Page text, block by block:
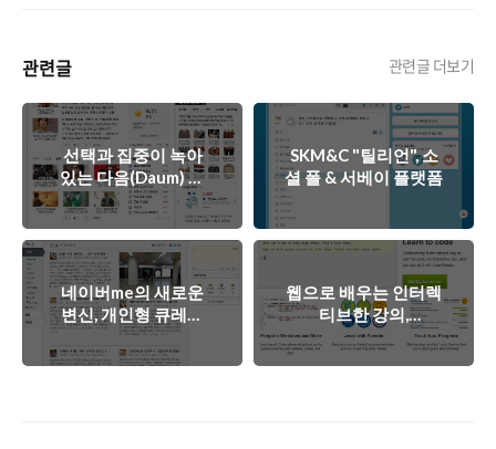
관련글 관련글 더보기
선택과 집중이 녹아
있는 다음(Daum) 메
인 페이지의 개편
SKM&C "틸리언", 소
셜 폴 & 서베이 플랫폼
네이버me의 새로운
변신, 개인형 큐레이
션 서비스
웹으로 배우는 인터렉
티브한 강의,
Codeacademy